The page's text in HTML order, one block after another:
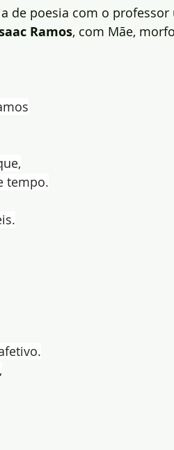
de poesia com o
Ramos, com Mãe,
tempo.